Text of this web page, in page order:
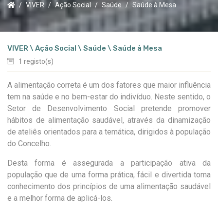
VIVER Ação Social Saúde Saúde à Mesa
VIVER \ Ação Social \ Saúde \ Saúde à Mesa
1 registo(s)
A alimentação correta é um dos fatores que maior influência
tem na saúde e no bem-estar do indivíduo. Neste sentido, o
Setor de Desenvolvimento Social pretende promover
hábitos de alimentação saudável, através da dinamização
de ateliês orientados para a temática, dirigidos à população
do Concelho.
Desta forma é assegurada a participação ativa da
população que de uma forma prática, fácil e divertida toma
conhecimento dos princípios de uma alimentação saudável
e a melhor forma de aplicá-los.